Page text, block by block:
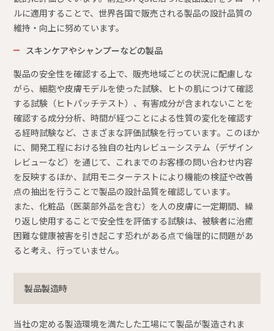
ルに適用することで、世界各国で販売される製品の設計品質の
維持・向上に努めています。
スキンケアやシャンプーなどの製品
製品の安全性を確認する上で、販売地域ごとの状況に配慮しな
がら、細胞や皮膚モデルを使った試験、ヒトの肌につけて確認
する試験（ヒトパッチテスト）、有害成分が含まれないことを
確認する成分分析、時間が経つことによる性質の変化を確認す
る経時試験など、さまざまな評価試験を行っています。このほか
に、開発工程における独自の社内レビューシステム（デザイン
レビューなど）を通じて、これまでのお客様の問い合わせ内容
を反映するほか、試用モニターテストにより機能の検証や改善
点の抽出を行うことで製品の設計品質を確認しています。
また、化粧品（医薬部外品を含む）を人の皮膚に一定期間、繰
り返し使用することで安全性を評価する試験は、被験者に治癒
困難な健康被害を引き起こす恐れがある点で倫理的に問題があ
ると考え、行っていません。
製品製造時
当社の定める製造環境を満たした工場にて製品が製造されま